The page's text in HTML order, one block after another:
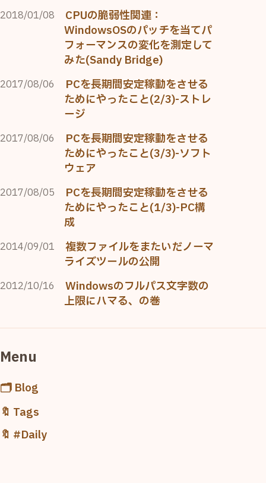
2018/01/08
CPUの脆弱性関連：
WindowsOSのパッチを当てパ
フォーマンスの変化を測定して
みた(Sandy Bridge)
2017/08/06
PCを長期間安定稼動をさせる
ためにやったこと(2/3)-ストレ
ージ
2017/08/06
PCを長期間安定稼動をさせる
ためにやったこと(3/3)-ソフト
ウェア
2017/08/05
PCを長期間安定稼動をさせる
ためにやったこと(1/3)-PC構
成
2014/09/01
複数ファイルをまたいだノーマ
ライズツールの公開
2012/10/16
Windowsのフルパス文字数の
上限にハマる、の巻
Menu
🗂️ Blog
🔖 Tags
🔖 #Daily